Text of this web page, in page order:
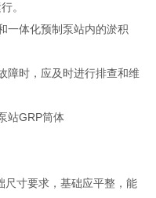
。
一体化预制泵站内的淤积
障时，应及时进行排查和维
尺寸要求，基础应平整，能